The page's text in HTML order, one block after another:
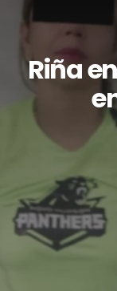
Riña